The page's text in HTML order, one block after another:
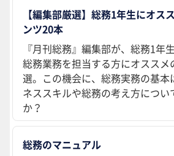
【編集部厳選】総務1年生にオス
ンツ20本
『月刊総務』編集部が、総務1年
総務業務を担当する方にオススメ
選。この機会に、総務実務の基本
ネススキルや総務の考え方につい
か？
総務のマニュアル